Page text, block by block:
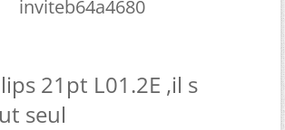
inviteb64a4680
21pt L01.2E ,il s
seul